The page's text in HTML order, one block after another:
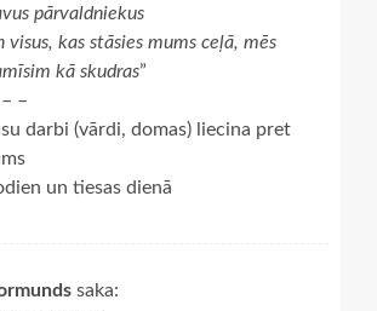
pārvaldniekus
visus, kas stāsies mums ceļā, mēs
kā skudras”
–
darbi (vārdi, domas) liecina pret
un tiesas dienā
saka: